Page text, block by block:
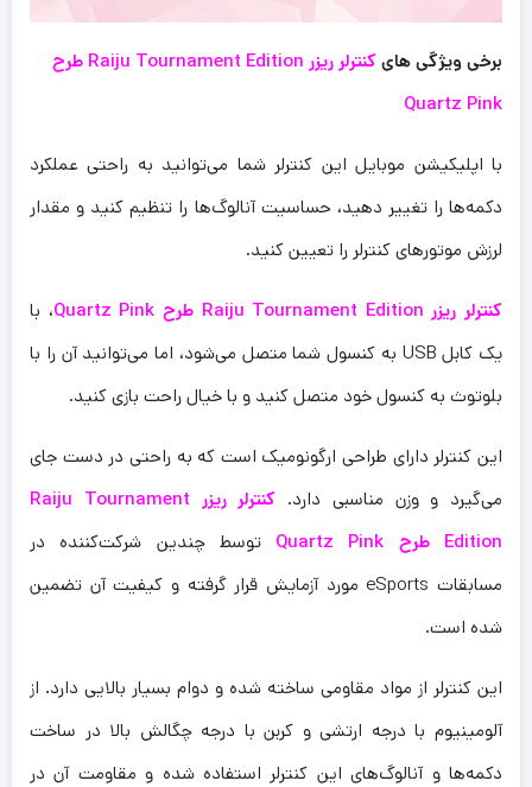
برخی ویژگی های
کنترلر ریزر Raiju Tournament Edition طرح
Quartz Pink
با اپلیکیشن موبایل این کنترلر شما می‌توانید به راحتی عملکرد
دکمه‌ها را تغییر دهید، حساسیت آنالوگ‌ها را تنظیم کنید و مقدار
لرزش موتورهای کنترلر را تعیین کنید.
کنترلر ریزر Raiju Tournament Edition طرح Quartz Pink
، با
یک کابل USB به کنسول شما متصل می‌شود، اما می‌توانید آن را با
بلوتوث به کنسول خود متصل کنید و با خیال راحت بازی کنید.
این کنترلر دارای طراحی ارگونومیک است که به راحتی در دست جای
می‌گیرد و وزن مناسبی دارد.
کنترلر ریزر Raiju Tournament
Edition طرح Quartz Pink
توسط چندین شرکت‌کننده در
مسابقات eSports مورد آزمایش قرار گرفته و کیفیت آن تضمین
شده است.
این کنترلر از مواد مقاومی ساخته شده و دوام بسیار بالایی دارد. از
آلومینیوم با درجه ارتشی و کربن با درجه چگالش بالا در ساخت
دکمه‌ها و آنالوگ‌های این کنترلر استفاده شده و مقاومت آن در